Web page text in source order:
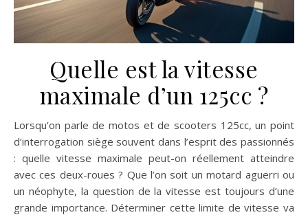
Quelle est la vitesse
maximale d’un 125cc ?
Lorsqu’on parle de motos et de scooters 125cc, un point
d’interrogation siège souvent dans l’esprit des passionnés
: quelle vitesse maximale peut-on réellement atteindre
avec ces deux-roues ? Que l’on soit un motard aguerri ou
un néophyte, la question de la vitesse est toujours d’une
grande importance. Déterminer cette limite de vitesse va